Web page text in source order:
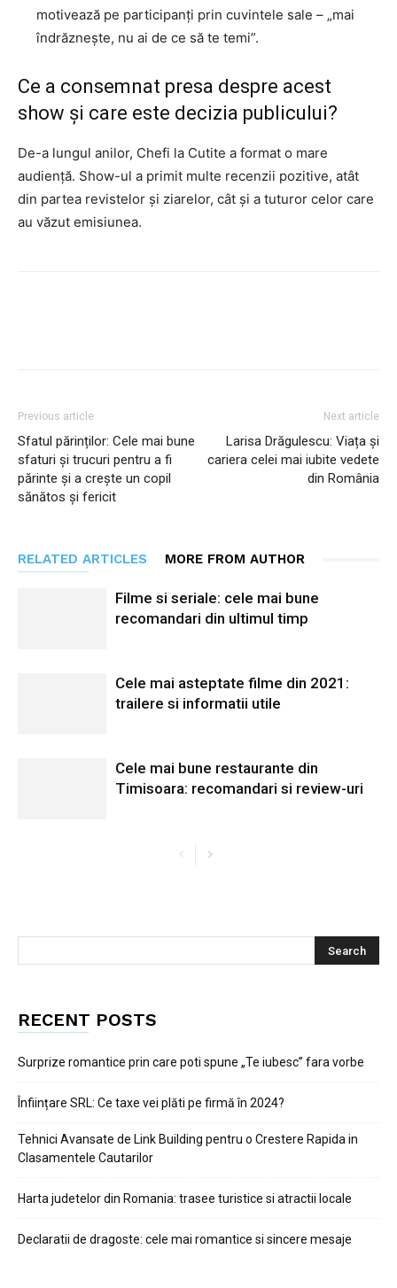
motivează pe participanți prin cuvintele sale – „mai
îndrăznește, nu ai de ce să te temi”.
Ce a consemnat presa despre acest
show și care este decizia publicului?
De-a lungul anilor, Chefi la Cutite a format o mare
audiență. Show-ul a primit multe recenzii pozitive, atât
din partea revistelor și ziarelor, cât și a tuturor celor care
au văzut emisiunea.
Previous article
Sfatul părinților: Cele mai bune
sfaturi și trucuri pentru a fi
părinte și a crește un copil
sănătos și fericit
Next article
Larisa Drăgulescu: Viața și
cariera celei mai iubite vedete
din România
RELATED ARTICLES MORE FROM AUTHOR
Filme si seriale: cele mai bune
recomandari din ultimul timp
Cele mai asteptate filme din 2021:
trailere si informatii utile
Cele mai bune restaurante din
Timisoara: recomandari si review-uri
RECENT POSTS
Surprize romantice prin care poti spune „Te iubesc” fara vorbe
Înființare SRL: Ce taxe vei plăti pe firmă în 2024?
Tehnici Avansate de Link Building pentru o Crestere Rapida in
Clasamentele Cautarilor
Harta judetelor din Romania: trasee turistice si atractii locale
Declaratii de dragoste: cele mai romantice si sincere mesaje